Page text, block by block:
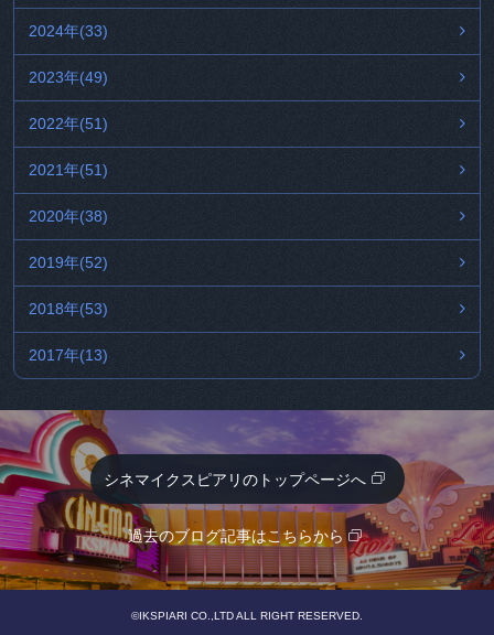
2024年(33)
2023年(49)
2022年(51)
2021年(51)
2020年(38)
2019年(52)
2018年(53)
2017年(13)
シネマイクスピアリのトップページへ
過去のブログ記事はこちらから
©IKSPIARI CO.,LTD ALL RIGHT RESERVED.